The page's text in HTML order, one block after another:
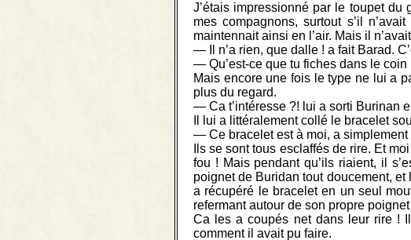
J’étais impressionné par le toupet du
mes compagnons, surtout s’il
maintennait ainsi en l’air. Mais il
— Il n’a rien, que dalle ! a fait Barad.
— Qu’est-ce que tu fiches dans le
Mais encore une fois le type ne lui a
plus du regard.
— Ca t’intéresse ?! lui a sorti Burinan
Il lui a littéralement collé le bracelet
— Ce bracelet est à moi, a simplement
Ils se sont tous esclaffés de rire. Et
fou ! Mais pendant qu’ils riaient, il
poignet de Buridan tout doucement, et
a récupéré le bracelet en un seul
refermant autour de son propre poignet
Ca les a coupés net dans leur rire !
comment il avait pu faire.